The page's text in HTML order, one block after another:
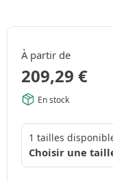
À partir de
209,29 €
En stock
1 tailles
Choisir une